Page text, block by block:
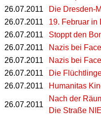
26.07.2011
Die Dresden-
26.07.2011
19. Februar in
26.07.2011
Stoppt den
26.07.2011
Nazis bei
26.07.2011
Nazis bei
26.07.2011
Die
26.07.2011 Humanitas
26.07.2011
Nach der
Die Straße